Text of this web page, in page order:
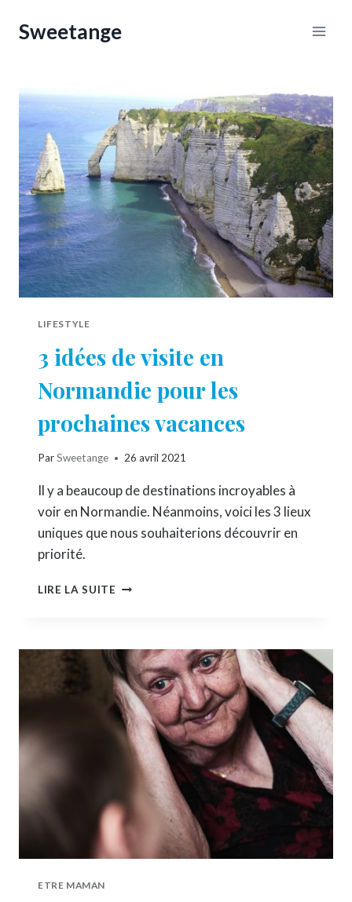
Sweetange
LIFESTYLE
3 idées de visite en
Normandie pour les
prochaines vacances
ParSweetange 26 avril 2021
Il y a beaucoup de destinations incroyables à
voir en Normandie. Néanmoins, voici les 3 lieux
uniques que nous souhaiterions découvrir en
priorité.
LIRE LA SUITE
EN
NORMANDIE
POUR
LES
PROCHAINES
VACANCES
ETRE MAMAN